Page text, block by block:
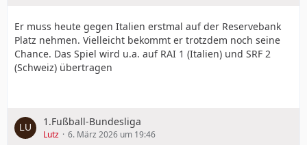
Er muss heute gegen Italien erstmal auf der Reservebank
Platz nehmen. Vielleicht bekommt er trotzdem noch seine
Chance. Das Spiel wird u.a. auf RAI 1 (Italien) und SRF 2
(Schweiz) übertragen
1.Fußball-Bundesliga
Lutz 6. März 2026 um 19:46